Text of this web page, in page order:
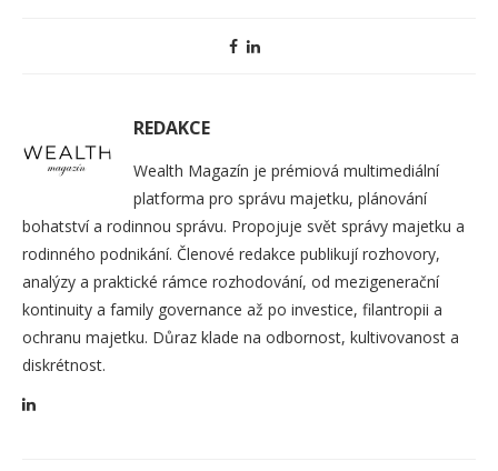
REDAKCE
Wealth Magazín je prémiová multimediální
platforma pro správu majetku, plánování
bohatství a rodinnou správu. Propojuje svět správy majetku a
rodinného podnikání. Členové redakce publikují rozhovory,
analýzy a praktické rámce rozhodování, od mezigenerační
kontinuity a family governance až po investice, filantropii a
ochranu majetku. Důraz klade na odbornost, kultivovanost a
diskrétnost.